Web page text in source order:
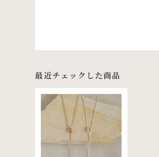
最近チェックした商品